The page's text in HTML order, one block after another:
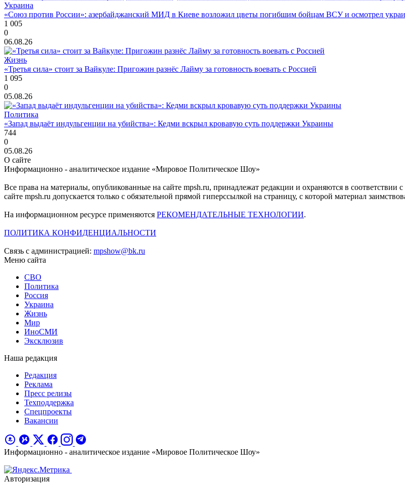
Украина
«Союз против России»: азербайджанский МИД в Киеве возложил цветы погибшим бойцам ВСУ и осмотрел
1 005
0
06.08.26
Жизнь
«Третья сила» стоит за Вайкуле: Пригожин разнёс Лайму за готовность воевать с Россией
1 095
0
05.08.26
Политика
«Запад выдаёт индульгенции на убийства»: Кедми вскрыл кровавую суть поддержки Украины
744
0
05.08.26
О сайте
Информационно - аналитическое издание «Мировое Политическое Шоу»
Все права на материалы, опубликованные на сайте mpsh.ru, принадлежат редакции и охраняются в
сайте mpsh.ru допускается только с обязательной прямой гиперссылкой на страницу, с которой материал
На информационном ресурсе применяются РЕКОМЕНДАТЕЛЬНЫЕ ТЕХНОЛОГИИ.
ПОЛИТИКА КОНФИДЕНЦИАЛЬНОСТИ
Связь с администрацией: mpshow@bk.ru
Меню сайта
СВО
Политика
Россия
Украина
Жизнь
Мир
ИноСМИ
Эксклюзив
Наша редакция
Редакция
Реклама
Пресс релизы
Техподдержка
Спецпроекты
Вакансии
Информационно - аналитическое издание «Мировое Политическое Шоу»
Авторизация